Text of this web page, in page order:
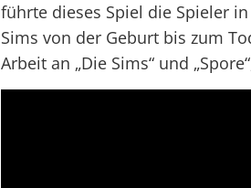
führte dieses Spiel die Spieler
Sims von der Geburt bis zum
Arbeit an „Die Sims“ und